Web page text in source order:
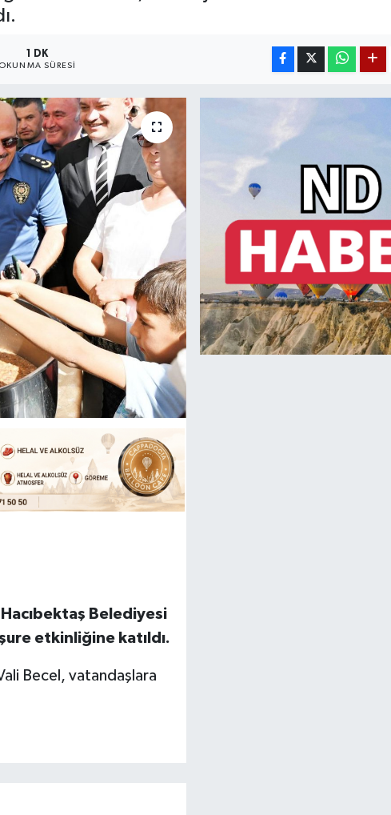
1 DK
OKUNMA SÜRESI
Belediyesi
etkinliğine katıldı.
Becel, vatandaşlara